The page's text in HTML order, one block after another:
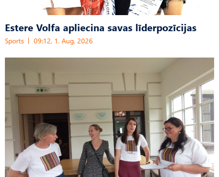
Estere Volfa apliecina savas līderpozīcijas
Sports 09:12, 1. Aug, 2026